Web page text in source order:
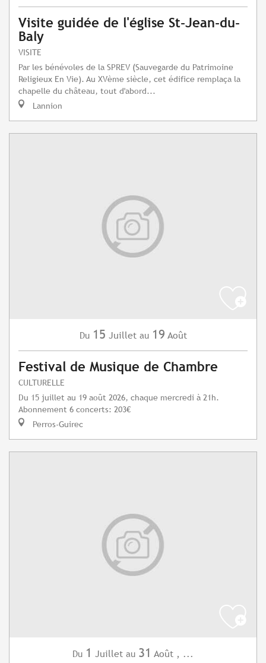
Visite guidée de l'église St-Jean-du-
Baly
VISITE
Par les bénévoles de la SPREV (Sauvegarde du Patrimoine
Religieux En Vie). Au XVème siècle, cet édifice remplaça la
chapelle du château, tout d'abord...
Lannion
Du 15 Juillet au 19 Août
Festival de Musique de Chambre
CULTURELLE
Du 15 juillet au 19 août 2026, chaque mercredi à 21h.
Abonnement 6 concerts: 203€
Perros-Guirec
Du 1 Juillet au 31 Août , ...